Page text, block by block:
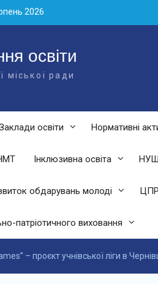
2026
освіти
міської ради
освіти Нормативні
Інклюзивна освіта НУШ
обдарувань молоді
патріотичного виховання
– проєкт учнівської ліги в